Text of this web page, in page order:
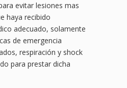
evitar lesiones mas
haya recibido
adecuado, solamente
de emergencia
respiración y shock
para prestar dicha